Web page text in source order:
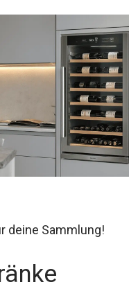
deine Sammlung!